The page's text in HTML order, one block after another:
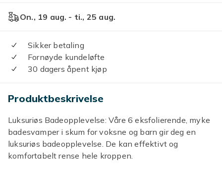
On., 19 aug. - ti., 25 aug.
Sikker betaling
Fornøyde kundeløfte
30 dagers åpent kjøp
Produktbeskrivelse
Luksuriøs Badeopplevelse: Våre 6 eksfolierende, myke
badesvamper i skum for voksne og barn gir deg en
luksuriøs badeopplevelse. De kan effektivt og
komfortabelt rense hele kroppen.